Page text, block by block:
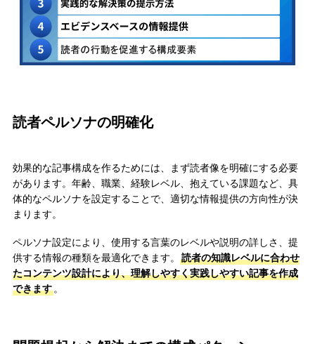
読者ペルソナの明確化
効果的な記事構成を作るためには、まず読者像を明確にする必要
があります。年齢、職業、経験レベル、抱えている課題など、具
体的なペルソナを設定することで、適切な情報提供の方向性が決
まります。
ペルソナ設定により、使用する言葉のレベルや説明の詳しさ、提
供する情報の種類を最適化できます。
読者の知識レベルに合わせ
たコンテンツ設計により、理解しやすく実践しやすい記事を作成
できます。